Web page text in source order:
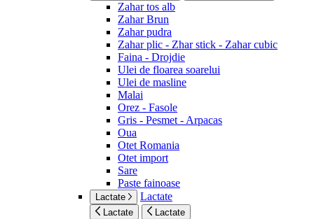
Zahar tos alb
Zahar Brun
Zahar pudra
Zahar plic - Zhar stick - Zahar cubic
Faina - Drojdie
Ulei de floarea soarelui
Ulei de masline
Malai
Orez - Fasole
Gris - Pesmet - Arpacas
Oua
Otet Romania
Otet import
Sare
Paste fainoase
Lactate Lactate
Lactate Lactate